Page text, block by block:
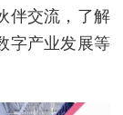
伴交流，了解
字产业发展等